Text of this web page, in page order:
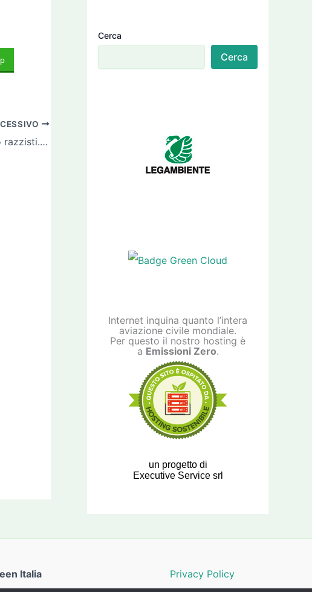
“Gente del popolo”, ma restano razzisti. E il Pd discute di poltrone
Cerca
Cerca
Internet inquina quanto l’intera
aviazione civile mondiale.
Per questo il nostro hosting è
a Emissioni Zero.
un progetto di
Executive Service srl
Italia
Privacy Policy